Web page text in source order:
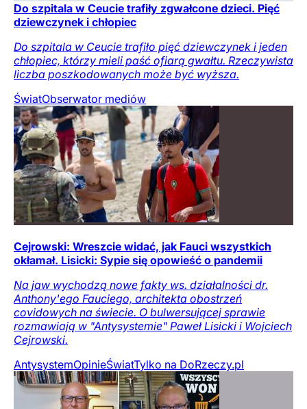
Do szpitala w Ceucie trafiły zgwałcone dzieci. Pięć
dziewczynek i chłopiec
Do szpitala w Ceucie trafiło pięć dziewczynek i jeden
chłopiec, którzy mieli paść ofiarą gwałtu. Rzeczywista
liczba poszkodowanych może być wyższa.
ŚwiatObserwator mediów
Cejrowski: Wreszcie widać, jak Fauci wszystkich
okłamał. Lisicki: Sypie się opowieść o pandemii
Na jaw wychodzą nowe fakty ws. działalności dr.
Anthony'ego Fauciego, architekta obostrzeń
covidowych na świecie. O bulwersującej sprawie
rozmawiają w "Antysystemie" Paweł Lisicki i Wojciech
Cejrowski.
AntysystemOpinieŚwiatTylko na DoRzeczy.pl